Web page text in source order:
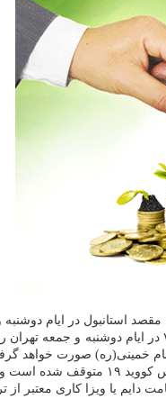
مقصد استانبول در ایام
پرواز می کند.
دایم یا ویزا کاری معتبر از